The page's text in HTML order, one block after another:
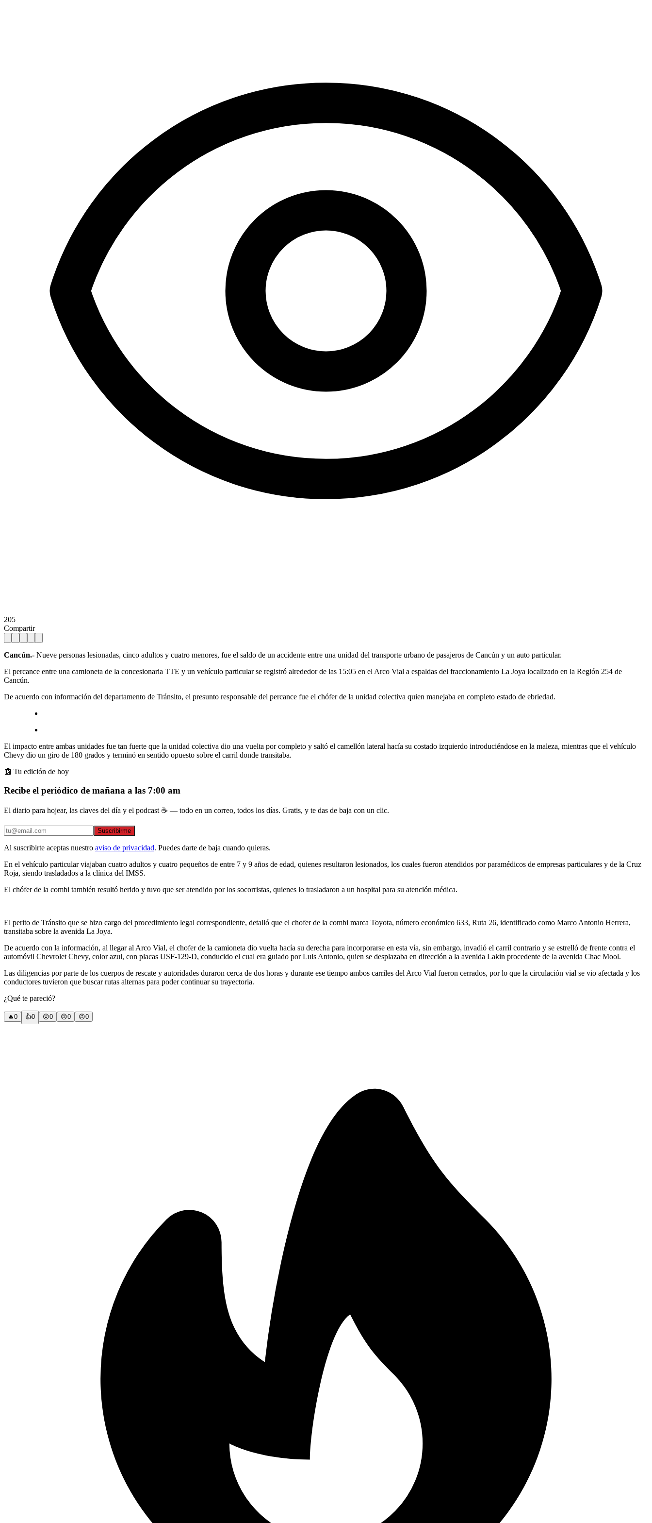
205
Compartir
Cancún.- Nueve personas lesionadas, cinco adultos y cuatro menores, fue el saldo de un accidente entre una unidad del transporte urbano de pasajeros de Cancún y un auto particular.
El percance entre una camioneta de la concesionaria TTE y un vehículo particular se registró alrededor de las 15:05 en el Arco Vial a espaldas del fraccionamiento La Joya localizado en la Región 254 de
Cancún.
De acuerdo con información del departamento de Tránsito, el presunto responsable del percance fue el chófer de la unidad colectiva quien manejaba en completo estado de ebriedad.
El impacto entre ambas unidades fue tan fuerte que la unidad colectiva dio una vuelta por completo y saltó el camellón lateral hacía su costado izquierdo introduciéndose en la maleza, mientras que el vehículo
Chevy dio un giro de 180 grados y terminó en sentido opuesto sobre el carril donde transitaba.
📰 Tu edición de hoy
Recibe el periódico de mañana a las 7:00 am
El diario para hojear, las claves del día y el podcast ☕ — todo en un correo, todos los días. Gratis, y te das de baja con un clic.
Suscribirme
Al suscribirte aceptas nuestro aviso de privacidad. Puedes darte de baja cuando quieras.
En el vehículo particular viajaban cuatro adultos y cuatro pequeños de entre 7 y 9 años de edad, quienes resultaron lesionados, los cuales fueron atendidos por paramédicos de empresas particulares y de la Cruz
Roja, siendo trasladados a la clínica del IMSS.
El chófer de la combi también resultó herido y tuvo que ser atendido por los socorristas, quienes lo trasladaron a un hospital para su atención médica.
El perito de Tránsito que se hizo cargo del procedimiento legal correspondiente, detalló que el chofer de la combi marca Toyota, número económico 633, Ruta 26, identificado como Marco Antonio Herrera,
transitaba sobre la avenida La Joya.
De acuerdo con la información, al llegar al Arco Vial, el chofer de la camioneta dio vuelta hacía su derecha para incorporarse en esta vía, sin embargo, invadió el carril contrario y se estrelló de frente contra el
automóvil Chevrolet Chevy, color azul, con placas USF-129-D, conducido el cual era guiado por Luis Antonio, quien se desplazaba en dirección a la avenida Lakin procedente de la avenida Chac Mool.
Las diligencias por parte de los cuerpos de rescate y autoridades duraron cerca de dos horas y durante ese tiempo ambos carriles del Arco Vial fueron cerrados, por lo que la circulación vial se vio afectada y los
conductores tuvieron que buscar rutas alternas para poder continuar su trayectoria.
¿Qué te pareció?
🔥0 👍0 😲0 😢0 😠0